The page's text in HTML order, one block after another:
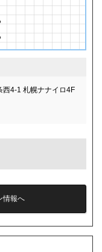
西4-1 札幌ナナイロ4F
情報へ